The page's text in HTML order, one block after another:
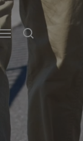
コ
ン
テ
ツ
へ
ナ
ゲ
ー